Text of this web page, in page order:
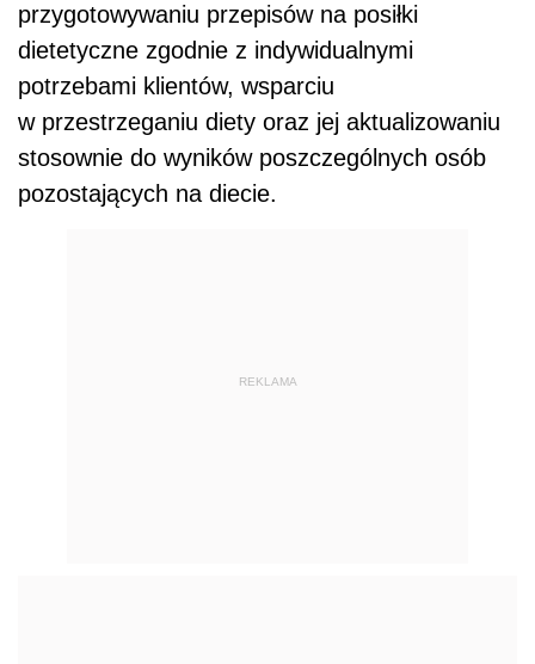
przygotowywaniu przepisów na posiłki
dietetyczne zgodnie z indywidualnymi
potrzebami klientów, wsparciu
w przestrzeganiu diety oraz jej aktualizowaniu
stosownie do wyników poszczególnych osób
pozostających na diecie.
REKLAMA